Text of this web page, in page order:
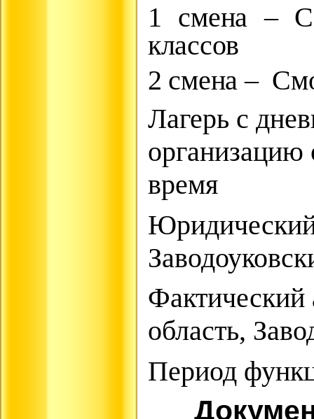
1 смена –
классов
2 смена –
Лагерь с
организацию
время
область,
Период